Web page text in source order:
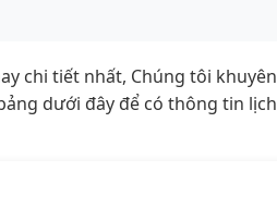
chi tiết nhất, Chúng tôi khuyên
dưới đây để có thông tin lịch